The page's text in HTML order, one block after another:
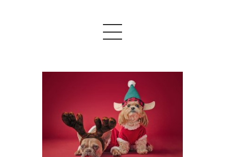
PRODUCTOS
EJEMPLOS
OPINIONES